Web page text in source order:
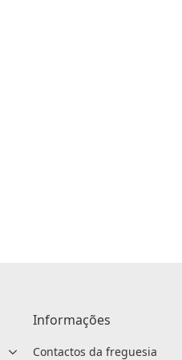
Informações
Contactos da freguesia